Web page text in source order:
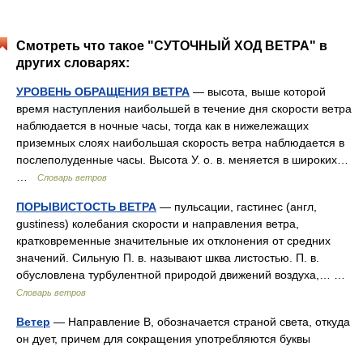
Смотреть что такое "СУТОЧНЫЙ ХОД ВЕТРА" в
других словарях:
УРОВЕНЬ ОБРАЩЕНИЯ ВЕТРА — высота, выше которой
время наступления наибольшей в течение дня скорости ветра
наблюдается в ночные часы, тогда как в нижележащих
приземных слоях наибольшая скорость ветра наблюдается в
послеполуденные часы. Высота У. о. в. меняется в широких…
Словарь ветров
ПОРЫВИСТОСТЬ ВЕТРА — пульсации, гастинес (англ,
gustiness) колебания скорости и направления ветра,
кратковременные значительные их отклонения от средних
значений. Сильную П. в. называют шква листостью. П. в.
обусловлена турбулентной природой движений воздуха,… …
Словарь ветров
Ветер — Направление В, обозначается страной света, откуда
он дует, причем для сокращения употребляются буквы